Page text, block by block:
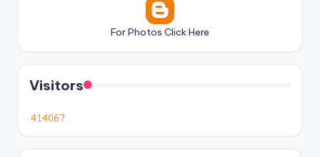
For Photos Click Here
Visitors